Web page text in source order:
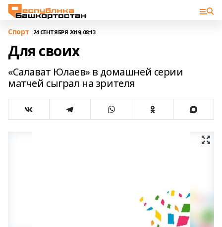
Спорт 24 СЕНТЯБРЯ 2019, 08:13
Для своих
«Салават Юлаев» в домашней серии
матчей сыграл на зрителя